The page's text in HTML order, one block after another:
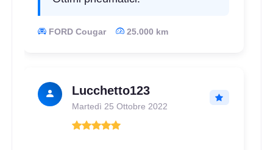
FORD Cougar 25.000 km
Lucchetto123
Martedì 25 Ottobre 2022